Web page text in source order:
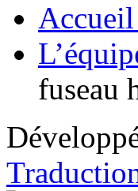
fuseau